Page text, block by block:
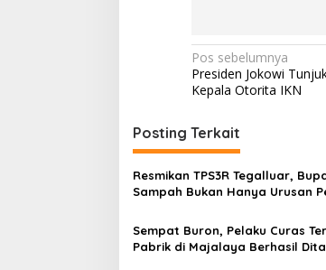
N
a
i
g
a
i
Pos sebelumnya
Presiden Jokowi
Kepala Otorita IKN
Posting Terkait
Resmikan TPS3R Tegalluar,
Sampah Bukan Hanya Urusan
Sempat Buron, Pelaku Curas
Pabrik di Majalaya Berhasil